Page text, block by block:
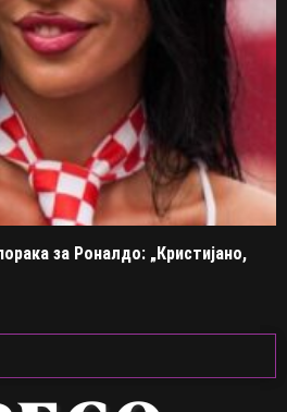
за Роналдо: „Кристијано,